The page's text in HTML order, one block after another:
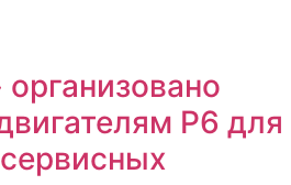
Р6 для